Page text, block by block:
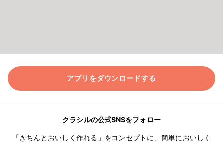
アプリをダウンロードする
クラシルの公式SNSをフォロー
「きちんとおいしく作れる」をコンセプトに、簡単においしく